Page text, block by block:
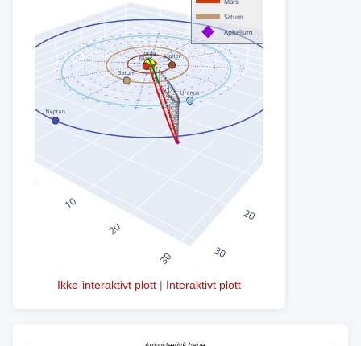
Ikke-interaktivt plott | Interaktivt plott